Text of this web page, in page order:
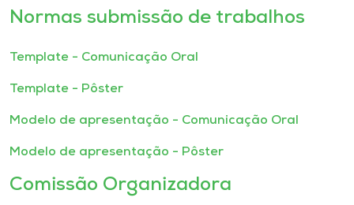
Normas submissão de trabalhos
Template - Comunicação Oral
Template - Pôster
Modelo de apresentação - Comunicação Oral
Modelo de apresentação - Pôster
Comissão Organizadora